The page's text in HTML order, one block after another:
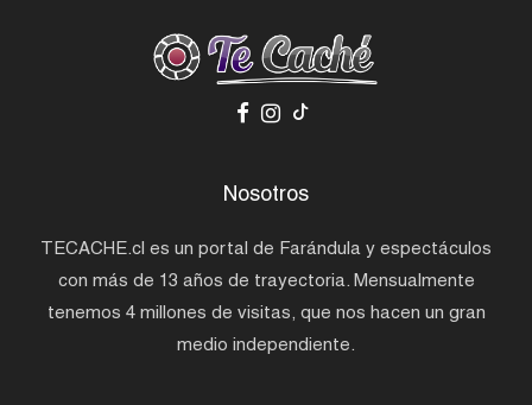
Nosotros
TECACHE.cl es un portal de Farándula y espectáculos
con más de 13 años de trayectoria. Mensualmente
tenemos 4 millones de visitas, que nos hacen un gran
medio independiente.